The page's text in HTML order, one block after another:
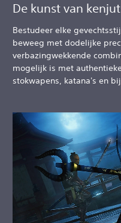
De kunst van
Bestudeer elke
beweeg met dodelijke
verbazingwekkende
mogelijk is met
stokwapens, katana's en